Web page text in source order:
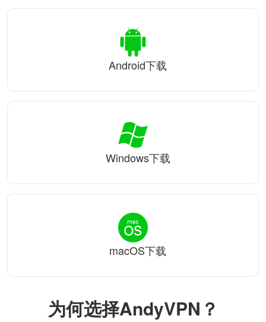
为何选择AndyVPN？
Android下载
Windows下载
macOS下载